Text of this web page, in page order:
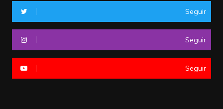
Seguir
Seguir
Seguir